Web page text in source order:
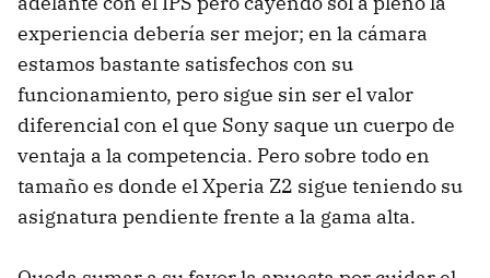
experiencia debería ser mejor; en la cámara
estamos bastante satisfechos con su
funcionamiento, pero sigue sin ser el valor
diferencial con el que Sony saque un cuerpo de
ventaja a la competencia. Pero sobre todo en
tamaño es donde el Xperia Z2 sigue teniendo su
asignatura pendiente frente a la gama alta.